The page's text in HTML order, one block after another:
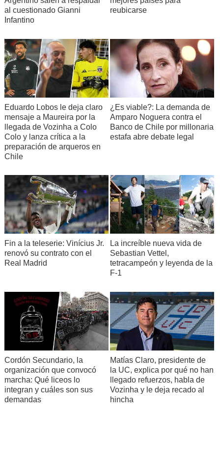
al cuestionado Gianni
Infantino
reubicarse
Eduardo Lobos le deja claro
mensaje a Maureira por la
llegada de Vozinha a Colo
Colo y lanza crítica a la
preparación de arqueros en
Chile
¿Es viable?: La demanda de
Amparo Noguera contra el
Banco de Chile por millonaria
estafa abre debate legal
Fin a la teleserie: Vinícius Jr.
renovó su contrato con el
Real Madrid
La increíble nueva vida de
Sebastian Vettel,
tetracampeón y leyenda de la
F-1
Cordón Secundario, la
organización que convocó
marcha: Qué liceos lo
integran y cuáles son sus
demandas
Matías Claro, presidente de
la UC, explica por qué no han
llegado refuerzos, habla de
Vozinha y le deja recado al
hincha